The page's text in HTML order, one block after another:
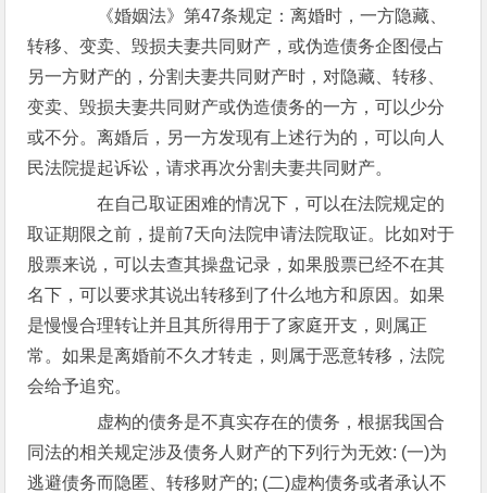
《婚姻法》第47条规定：离婚时，一方隐藏、
转移、变卖、毁损夫妻共同财产，或伪造债务企图侵占
另一方财产的，分割夫妻共同财产时，对隐藏、转移、
变卖、毁损夫妻共同财产或伪造债务的一方，可以少分
或不分。离婚后，另一方发现有上述行为的，可以向人
民法院提起诉讼，请求再次分割夫妻共同财产。
在自己取证困难的情况下，可以在法院规定的
取证期限之前，提前7天向法院申请法院取证。比如对于
股票来说，可以去查其操盘记录，如果股票已经不在其
名下，可以要求其说出转移到了什么地方和原因。如果
是慢慢合理转让并且其所得用于了家庭开支，则属正
常。如果是离婚前不久才转走，则属于恶意转移，法院
会给予追究。
虚构的债务是不真实存在的债务，根据我国合
同法的相关规定涉及债务人财产的下列行为无效: (一)为
逃避债务而隐匿、转移财产的; (二)虚构债务或者承认不